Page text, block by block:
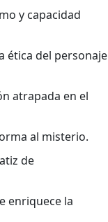
y capacidad
ética del personaje
atrapada en el
al misterio.
de
enriquece la